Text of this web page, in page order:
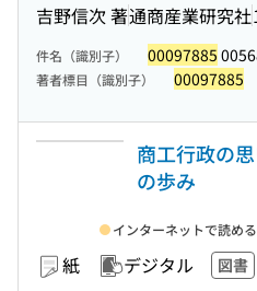
吉野信次 著通商産業研究社
件名（識別子） 00097885
著者標目（識別子） 00097885
商工行政の
の歩み
紙 デジタル 図書
インターネットで読める